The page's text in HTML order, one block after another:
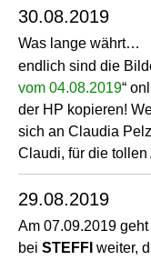
30.08.2019
Was lange währt…
endlich sind die
vom 04.08.2019“
der HP kopieren!
sich an Claudia
Claudi, für die tollen
29.08.2019
Am 07.09.2019
bei STEFFI weiter,